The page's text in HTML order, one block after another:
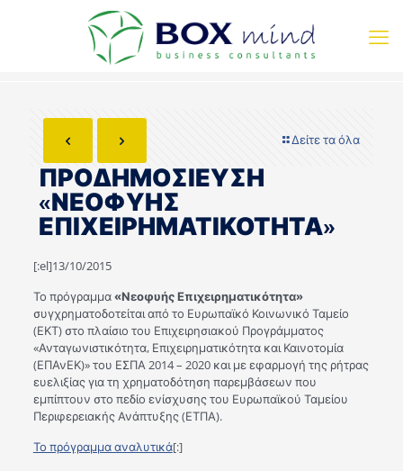
Δείτε τα όλα
ΠΡΟΔΗΜΟΣΙΕΥΣΗ
«ΝΕΟΦΥΗΣ
ΕΠΙΧΕΙΡΗΜΑΤΙΚΟΤΗΤΑ»
[:el]13/10/2015
Το πρόγραμμα«Νεοφυής Επιχειρηματικότητα»
συγχρηματοδοτείται από το Ευρωπαϊκό Κοινωνικό Ταμείο
(ΕΚΤ) στο πλαίσιο του Επιχειρησιακού Προγράμματος
«Ανταγωνιστικότητα, Επιχειρηματικότητα και Καινοτομία
(ΕΠΑνΕΚ)» του ΕΣΠΑ 2014 – 2020 και με εφαρμογή της ρήτρας
ευελιξίας για τη χρηματοδότηση παρεμβάσεων που
εμπίπτουν στο πεδίο ενίσχυσης του Ευρωπαϊκού Ταμείου
Περιφερειακής Ανάπτυξης (ΕΤΠΑ).
Το πρόγραμμα αναλυτικά[:]